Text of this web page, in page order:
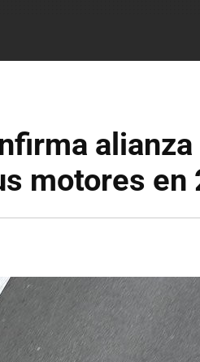
alianza
motores en